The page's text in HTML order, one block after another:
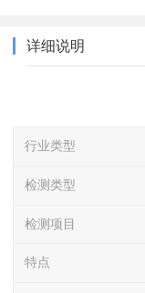
详细说明
行业类型
检测类型
检测项目
特点